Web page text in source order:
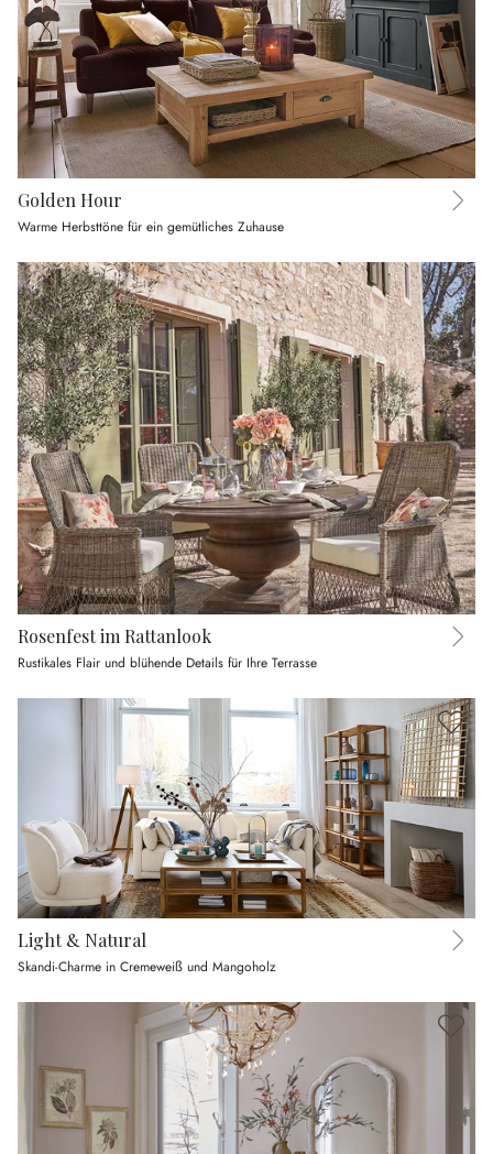
Golden Hour
Warme Herbsttöne für ein gemütliches Zuhause
Rosenfest im Rattanlook
Rustikales Flair und blühende Details für Ihre Terrasse
Light & Natural
Skandi-Charme in Cremeweiß und Mangoholz